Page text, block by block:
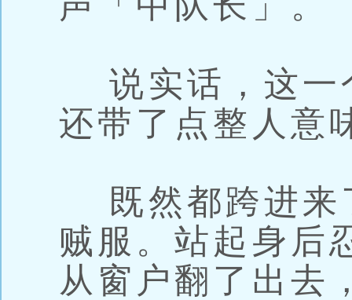
说实话，这一
还带了点整人意
既然都跨进来
贼服。站起身后
从窗户翻了出去